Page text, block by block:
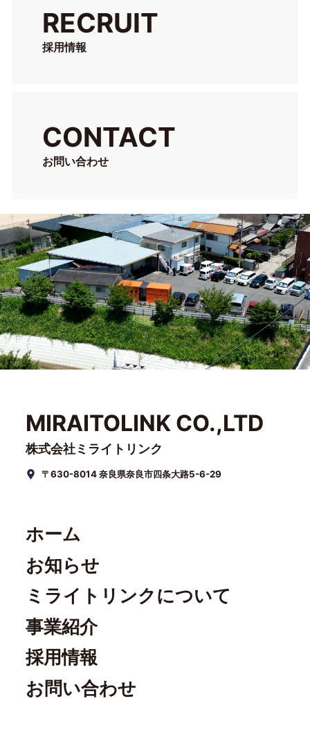
RECRUIT
採用情報
CONTACT
お問い合わせ
MIRAITOLINK CO.,LTD
株式会社ミライトリンク
〒630-8014 奈良県奈良市四条大路5-6-29
ホーム
お知らせ
ミライトリンクについて
事業紹介
採用情報
お問い合わせ